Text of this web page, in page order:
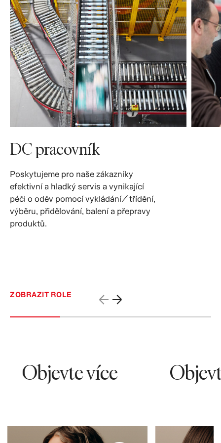
DC pracovník
Poskytujeme pro naše zákazníky
efektivní a hladký servis a vynikající
péči o oděv pomocí vykládání/ třídění,
výběru, přidělování, balení a přepravy
produktů.
ZOBRAZIT ROLE
Objevte více